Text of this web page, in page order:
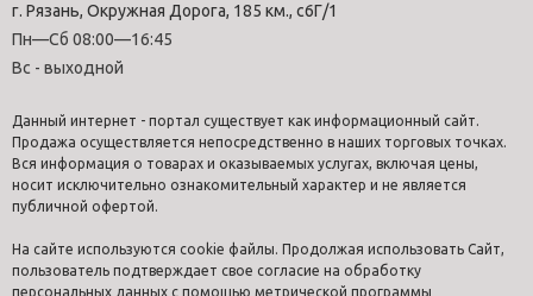
г. Рязань, Окружная Дорога, 185 км., с6Г/1
Пн—Сб 08:00—16:45
Вс - выходной
Данный интернет - портал существует как информационный сайт.
Продажа осуществляется непосредственно в наших торговых точках.
Вся информация о товарах и оказываемых услугах, включая цены,
носит исключительно ознакомительный характер и не является
публичной офертой.
На сайте используются cookie файлы. Продолжая использовать Сайт,
пользователь подтверждает свое согласие на обработку
персональных данных с помощью метрической программы